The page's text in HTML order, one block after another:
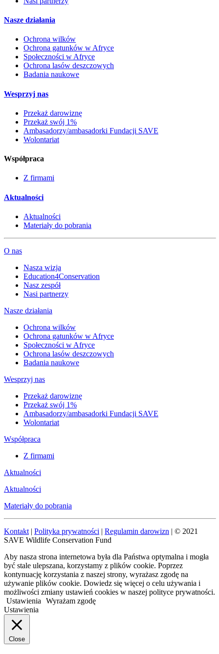
Nasze działania
Ochrona wilków
Ochrona gatunków w Afryce
Społeczności w Afryce
Ochrona lasów deszczowych
Badania naukowe
Wesprzyj nas
Przekaż darowiznę
Przekaż swój 1%
Ambasadorzy/ambasadorki Fundacji SAVE
Wolontariat
Współpraca
Z firmami
Aktualności
Aktualności
Materiały do pobrania
O nas
Nasza wizja
Education4Conservation
Nasz zespół
Nasi partnerzy
Nasze działania
Ochrona wilków
Ochrona gatunków w Afryce
Społeczności w Afryce
Ochrona lasów deszczowych
Badania naukowe
Wesprzyj nas
Przekaż darowiznę
Przekaż swój 1%
Ambasadorzy/ambasadorki Fundacji SAVE
Wolontariat
Współpraca
Z firmami
Aktualności
Aktualności
Materiały do pobrania
Kontakt | Polityka prywatności | Regulamin darowizn | © 2021
SAVE Wildlife Conservation Fund
Aby nasza strona internetowa była dla Państwa optymalna i mogła
być stale ulepszana, korzystamy z plików cookie. Poprzez
kontynuację korzystania z naszej strony, wyrażasz zgodę na
używanie plików cookie. Dowiedz się więcej o celu używania i
możliwości zmiany ustawień cookies w naszej polityce prywatności.
Ustawienia
Wyrażam zgodę
Ustawienia
Close